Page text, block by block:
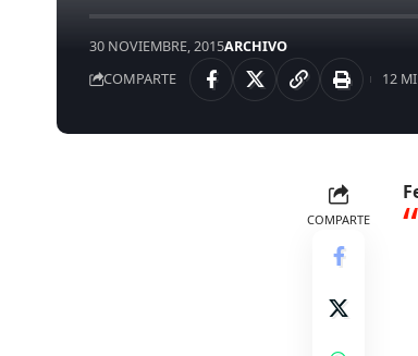
30 NOVIEMBRE, 2015ARCHIVO
COMPARTE
12
COMPARTE